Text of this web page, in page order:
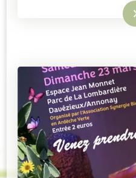
Lire la suite